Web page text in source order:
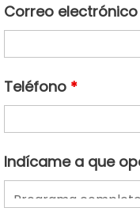
Correo electrónico
Teléfono *
Indícame a que